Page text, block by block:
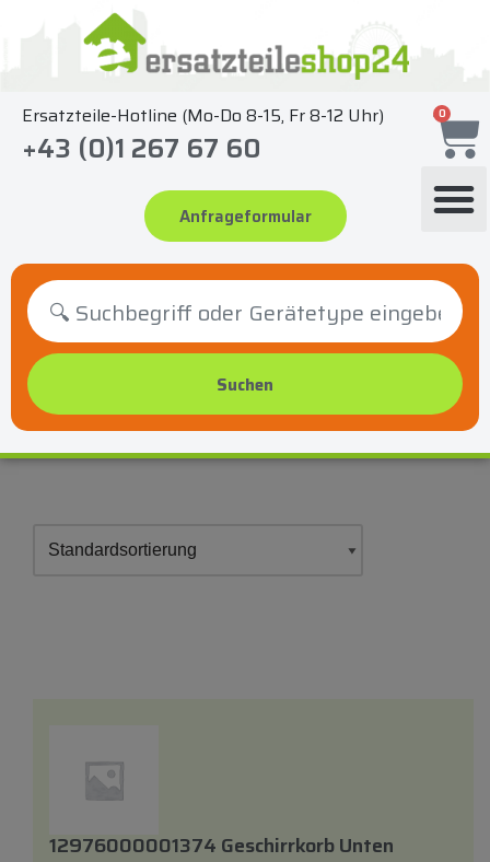
springen
Ersatzteile-Hotline (Mo-Do 8-15, Fr 8-12 Uhr)
+43 (0)1 267 67 60
Anfrageformular
0
12976000001374 Geschirrkorb Unten